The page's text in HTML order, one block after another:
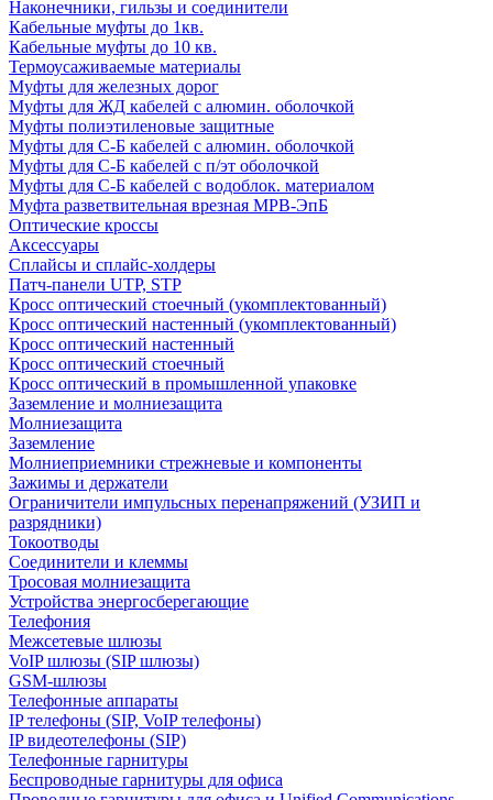
Наконечники, гильзы и соединители
Кабельные муфты до 1кв.
Кабельные муфты до 10 кв.
Термоусаживаемые материалы
Муфты для железных дорог
Муфты для ЖД кабелей с алюмин. оболочкой
Муфты полиэтиленовые защитные
Муфты для С-Б кабелей с алюмин. оболочкой
Муфты для С-Б кабелей с п/эт оболочкой
Муфты для С-Б кабелей с водоблок. материалом
Муфта разветвительная врезная МРВ-ЭпБ
Оптические кроссы
Аксессуары
Сплайсы и сплайс-холдеры
Патч-панели UTP, STP
Кросс оптический стоечный (укомплектованный)
Кросс оптический настенный (укомплектованный)
Кросс оптический настенный
Кросс оптический стоечный
Кросс оптический в промышленной упаковке
Заземление и молниезащита
Молниезащита
Заземление
Молниеприемники стрежневые и компоненты
Зажимы и держатели
Ограничители импульсных перенапряжений (УЗИП и
разрядники)
Токоотводы
Соединители и клеммы
Тросовая молниезащита
Устройства энергосберегающие
Телефония
Межсетевые шлюзы
VoIP шлюзы (SIP шлюзы)
GSM-шлюзы
Телефонные аппараты
IP телефоны (SIP, VoIP телефоны)
IP видеотелефоны (SIP)
Телефонные гарнитуры
Беспроводные гарнитуры для офиса